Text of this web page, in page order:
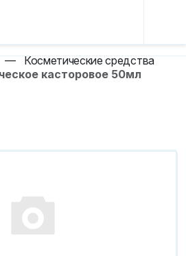
— Косметические средства
касторовое 50мл